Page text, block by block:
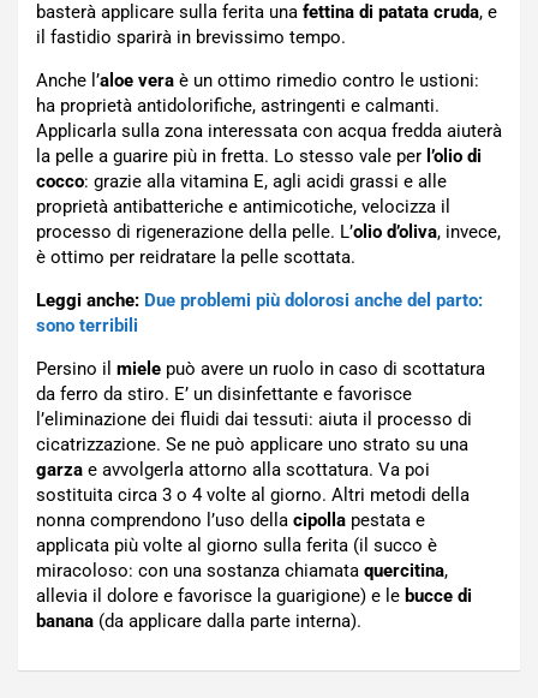
basterà applicare sulla ferita una fettina di patata cruda, e
il fastidio sparirà in brevissimo tempo.
Anche l’aloe vera è un ottimo rimedio contro le ustioni:
ha proprietà antidolorifiche, astringenti e calmanti.
Applicarla sulla zona interessata con acqua fredda aiuterà
la pelle a guarire più in fretta. Lo stesso vale per l’olio di
cocco: grazie alla vitamina E, agli acidi grassi e alle
proprietà antibatteriche e antimicotiche, velocizza il
processo di rigenerazione della pelle. L’olio d’oliva, invece,
è ottimo per reidratare la pelle scottata.
Leggi anche: Due problemi più dolorosi anche del parto:
sono terribili
Persino il miele può avere un ruolo in caso di scottatura
da ferro da stiro. E’ un disinfettante e favorisce
l’eliminazione dei fluidi dai tessuti: aiuta il processo di
cicatrizzazione. Se ne può applicare uno strato su una
garza e avvolgerla attorno alla scottatura. Va poi
sostituita circa 3 o 4 volte al giorno. Altri metodi della
nonna comprendono l’uso della cipolla pestata e
applicata più volte al giorno sulla ferita (il succo è
miracoloso: con una sostanza chiamata quercitina,
allevia il dolore e favorisce la guarigione) e le bucce di
banana (da applicare dalla parte interna).